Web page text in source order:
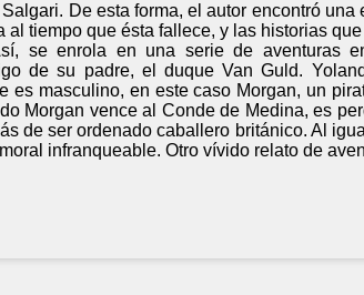
De esta forma, el autor encontró una
tiempo que ésta fallece, y las historias
se enrola en una serie de aventuras
de su padre, el duque Van Guld.
masculino, en este caso Morgan, un
Morgan vence al Conde de Medina, es
de ser ordenado caballero británico. Al
infranqueable. Otro vívido relato de